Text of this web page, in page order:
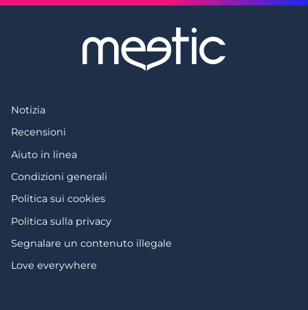
Notizia
Recensioni
Aiuto in linea
Condizioni generali
Politica sui cookies
Politica sulla privacy
Segnalare un contenuto illegale
Love everywhere